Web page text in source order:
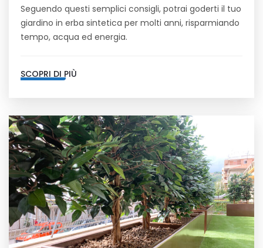
Seguendo questi semplici consigli, potrai goderti il tuo
giardino in erba sintetica per molti anni, risparmiando
tempo, acqua ed energia.
SCOPRI DI PIÙ